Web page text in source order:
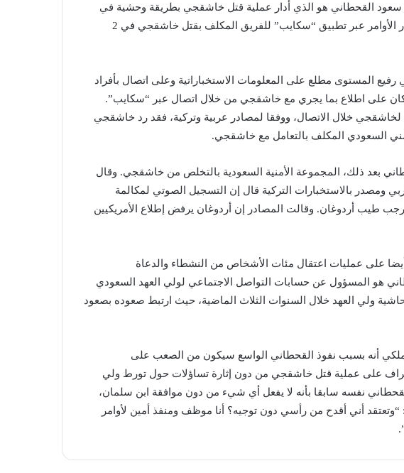
سعود القحطاني هو الذي أدار عملية قتل خاشقجي بطريقة وحشية في
القنصلية السعودية باسطنبول من خلال إصدار الأوامر عبر تطبيق “سكايب” للفريق المكلف بقتل خاشقجي في 2
المستوى مطلع على المعلومات الاستخباراتية وعلى اتصال بأفراد
كان على اطلاع بما يجري مع خاشقجي من خلال اتصال عبر “سكايب”.
لخاشقجي خلال الاتصال، ووفقا لمصادر عربية وتركية، فقد رد خاشقجي
السعودي المكلف بالتعامل مع خاشقجي.
بعد ذلك، المجموعة الأمنية السعودية بالتخلص من خاشقجي. وقال
ومصدر بالاستخبارات التركية قال إن التسجيل الصوتي لمكالمة
طيب أردوغان. وقالت المصادر إن أردوغان يرفض إطلاع الأمريكيين
على عمليات اعتقال مئات الأشخاص من النشطاء والدعاة
هو المسؤول عن حسابات التواصل الاجتماعي لولي العهد السعودي
ولي العهد خلال السنوات الثلاث الماضية، حيث ارتبط صعوده بصعود
أنه بسبب نفوذ القحطاني الواسع سيكون من الصعب على
على عملية قتل خاشقجي من دون إثارة تساؤلات حول تورط ولي
نفسه سابقا بأنه لا يفعل أي شيء من دون موافقة ابن سلمان،
حيث قال في تغريدة شهيرة له في آب 2017: “وتعتقد أني أقدح من رأسي دون توجيه؟ أنا موظف ومنفذ أمين لأوامر